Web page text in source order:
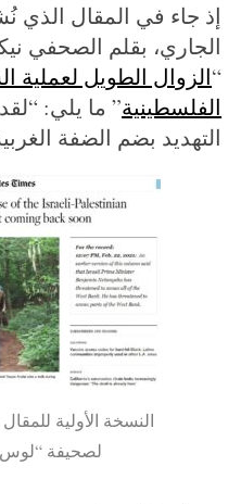
الجاري، بقلم الصحفي
“الزوال الطويل لعملية
الفلسطينية” ما يلي:
التهديد بضم الضفة
النسخة الأولية
لصحيفة “لوس